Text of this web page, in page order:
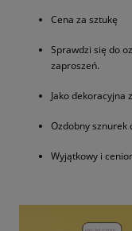
Cena za sztukę
Sprawdzi się do
zaproszeń.
Jako dekoracyjna
Ozdobny sznurek
Wyjątkowy i